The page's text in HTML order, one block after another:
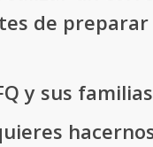
de
y sus